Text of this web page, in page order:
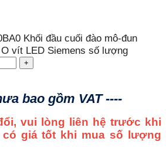
Khối đầu cuối đào mô-đun
vít LED Siemens số lượng
bao gồm VAT ----
vui lòng liên hệ trước khi
có giá tốt khi mua số lượng